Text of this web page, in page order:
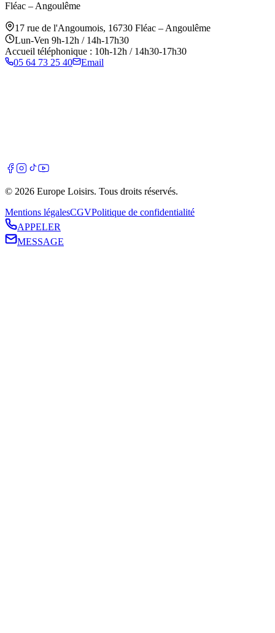
Fléac – Angoulême
17 rue de l'Angoumois, 16730 Fléac – Angoulême
Lun-Ven 9h-12h / 14h-17h30
Accueil téléphonique : 10h-12h / 14h30-17h30
05 64 73 25 40
Email
© 2026 Europe Loisirs. Tous droits réservés.
Mentions légalesCGVPolitique de confidentialité
APPELER
MESSAGE